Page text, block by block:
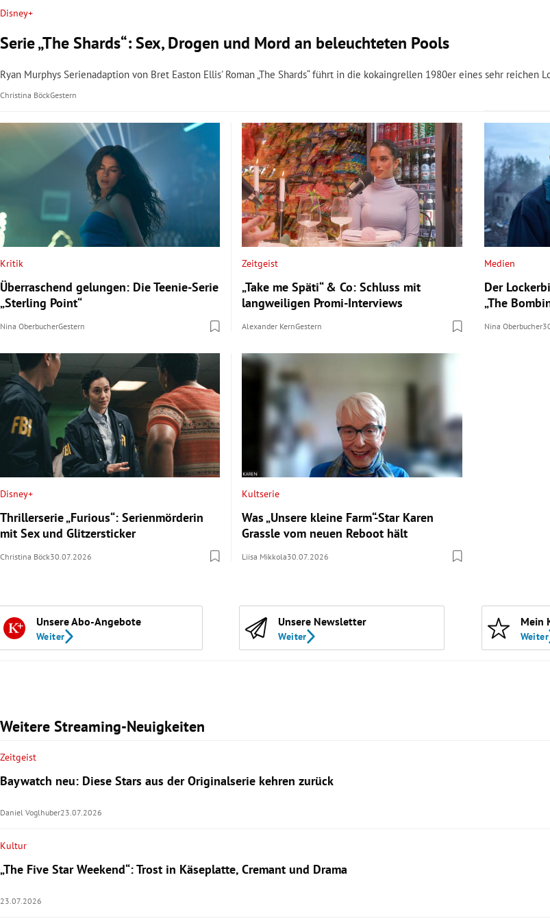
Disney+
Serie „The Shards“: Sex, Drogen und Mord an beleuchteten Pools
Ryan Murphys Serienadaption von Bret Easton Ellis' Roman „The Shards“ führt in die kokaingrellen 1980er eines sehr reichen
Christina BöckGestern
Kritik
Überraschend gelungen: Die Teenie-Serie
„Sterling Point“
Nina OberbucherGestern
Zeitgeist
„Take me Späti“ & Co: Schluss mit
langweiligen Promi-Interviews
Alexander KernGestern
Medien
Der
„The
Nina Oberbucher
Disney+
Thrillerserie „Furious“: Serienmörderin
mit Sex und Glitzersticker
Christina Böck30.07.2026
Kultserie
Was „Unsere kleine Farm“-Star Karen
Grassle vom neuen Reboot hält
Liisa Mikkola30.07.2026
Unsere Abo-Angebote
Weiter
Unsere Newsletter
Weiter
Mein
Weiter
Weitere Streaming-Neuigkeiten
Zeitgeist
Baywatch neu: Diese Stars aus der Originalserie kehren zurück
Daniel Voglhuber23.07.2026
Kultur
„The Five Star Weekend“: Trost in Käseplatte, Cremant und Drama
23.07.2026